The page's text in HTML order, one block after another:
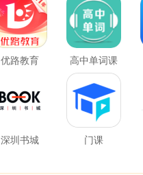
优路教育
高中单词课
堂
深圳书城 门课